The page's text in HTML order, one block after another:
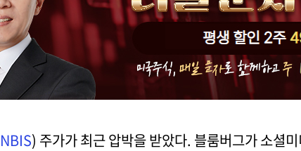
NBIS) 주가가 최근 압박을 받았다. 블룸버그가 소셜